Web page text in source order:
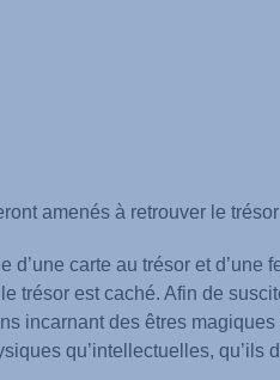
amenés à retrouver le
d’une carte au trésor et
trésor est caché. Afin de
incarnant des êtres
qu’intellectuelles,